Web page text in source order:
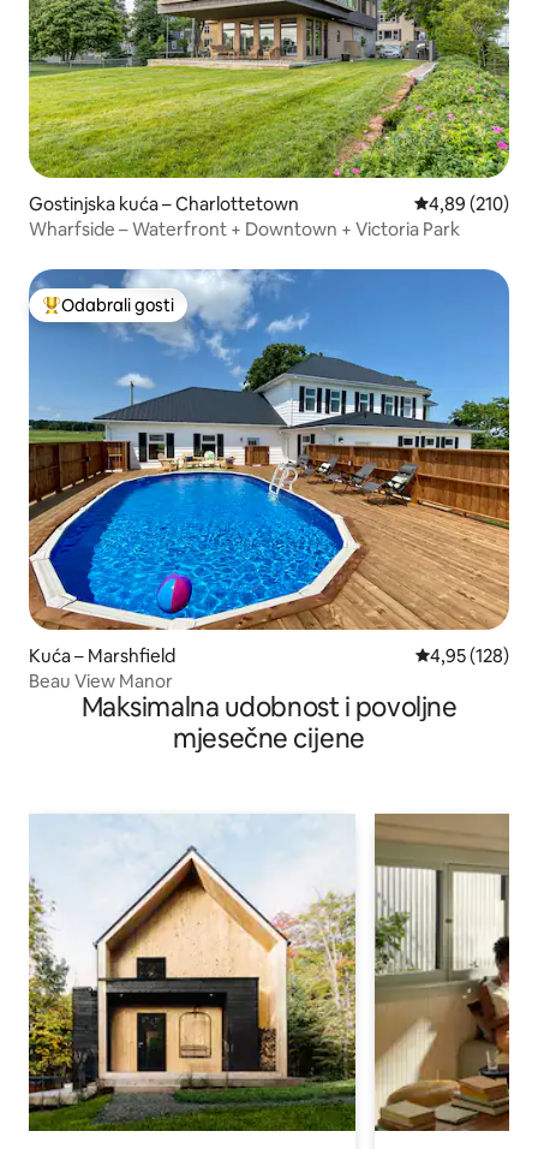
Gostinjska kuća – Charlottetown Prosječna
4,89 (210)
Wharfside – Waterfront + Downtown + Victoria Park
Među najviše rangiranima s oznakom „Odabrali gosti”
Odabrali gosti
Kuća – Marshfield Prosječna
4,95 (128)
Beau View Manor
Maksimalna udobnost i povoljne
mjesečne cijene